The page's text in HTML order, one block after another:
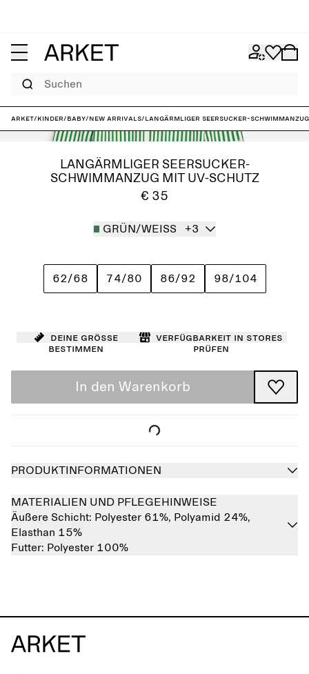
Suchen
ARKET/Kinder/Baby/New arrivals/Langärmliger Seersucker-
LANGÄRMLIGER SEERSUCKER-
SCHWIMMANZUG MIT UV-SCHUTZ
€ 35
GRÜN/WEISS +3
62/68 74/80 86/92 98/104
Deine Größe
bestimmen
Verfügbarkeit in Stores
prüfen
In den Warenkorb
PRODUKTINFORMATIONEN
MATERIALIEN UND PFLEGEHINWEISE
Äußere Schicht: Polyester 61%, Polyamid 24%,
Elasthan 15%
Futter: Polyester 100%